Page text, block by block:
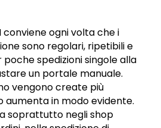
conviene ogni volta che i
sono regolari, ripetibili e
poche spedizioni singole alla
un portale manuale.
vengono create più
aumenta in modo evidente.
soprattutto negli shop